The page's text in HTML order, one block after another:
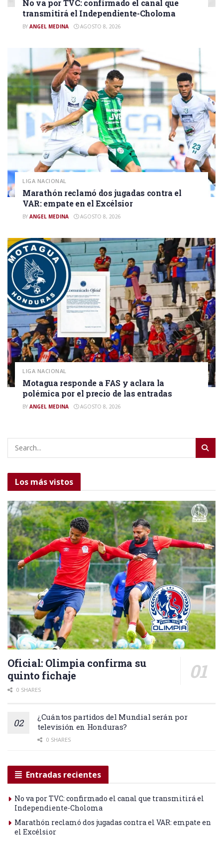
No va por TVC: confirmado el canal que
transmitirá el Independiente-Choloma
BY ANGEL MEDINA AGOSTO 8, 2026
LIGA NACIONAL
Marathón reclamó dos jugadas contra el
VAR: empate en el Excélsior
BY ANGEL MEDINA AGOSTO 8, 2026
LIGA NACIONAL
Motagua responde a FAS y aclara la
polémica por el precio de las entradas
BY ANGEL MEDINA AGOSTO 8, 2026
Los más vistos
Oficial: Olimpia confirma su
quinto fichaje
0 SHARES
¿Cuántos partidos del Mundial serán por
televisión en Honduras?
0 SHARES
Entradas recientes
No va por TVC: confirmado el canal que transmitirá el
Independiente-Choloma
Marathón reclamó dos jugadas contra el VAR: empate en
el Excélsior